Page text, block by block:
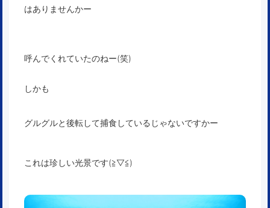
はありませんかー
呼んでくれていたのねー(笑)
しかも
グルグルと後転して捕食しているじゃないですかー
これは珍しい光景です(≧▽≦)